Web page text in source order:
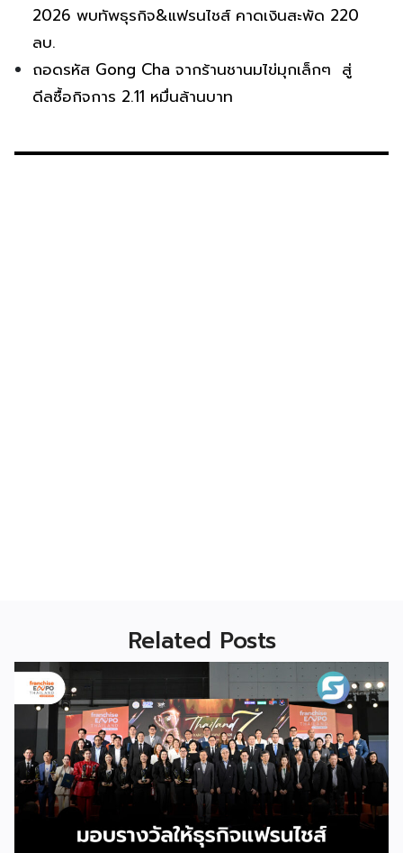
2026 พบทัพธุรกิจ&แฟรนไชส์ คาดเงินสะพัด 220
ลบ.
ถอดรหัส Gong Cha จากร้านชานมไข่มุกเล็กๆ สู่
ดีลซื้อกิจการ 2.11 หมื่นล้านบาท
Related Posts